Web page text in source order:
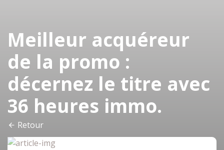
Meilleur acquéreur
de la promo :
décernez le titre avec
36 heures immo.
Retour